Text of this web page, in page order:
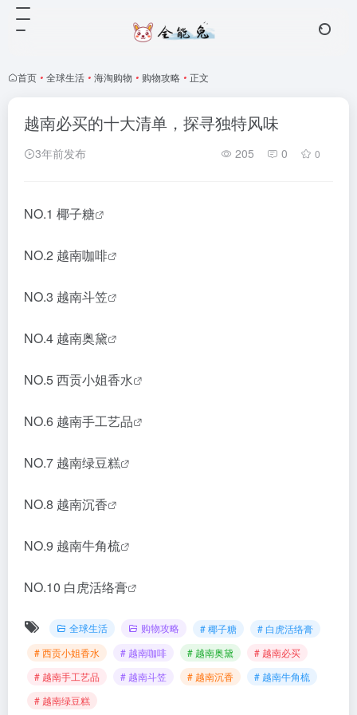
首页 • 全球生活 • 海淘购物 • 购物攻略 • 正文
越南必买的十大清单，探寻独特风味
3年前发布 205 0 0
NO.1 椰子糖
NO.2 越南咖啡
NO.3 越南斗笠
NO.4 越南奥黛
NO.5西贡小姐香水
NO.6 越南手工艺品
NO.7 越南绿豆糕
NO.8 越南沉香
NO.9 越南牛角梳
NO.10 白虎活络膏
全球生活 购物攻略 # 椰子糖
# 白虎活络膏
# 西贡小姐香水
# 越南咖啡 # 越南奥黛
# 越南必买
# 越南手工艺品
# 越南斗笠 # 越南沉香
# 越南牛角梳
# 越南绿豆糕